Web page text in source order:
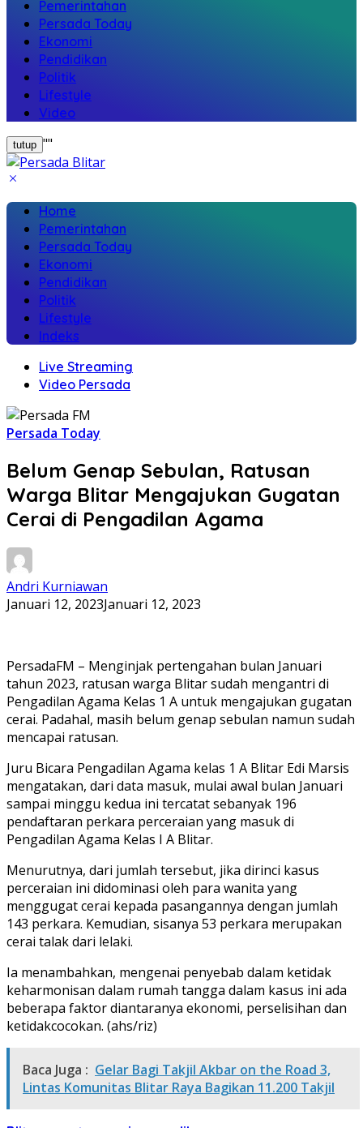
Pemerintahan
Persada Today
Ekonomi
Pendidikan
Politik
Lifestyle
Video
tutup ""
Home
Pemerintahan
Persada Today
Ekonomi
Pendidikan
Politik
Lifestyle
Indeks
Live Streaming
Video Persada
Persada Today
Belum Genap Sebulan, Ratusan
Warga Blitar Mengajukan Gugatan
Cerai di Pengadilan Agama
Andri Kurniawan
Januari 12, 2023Januari 12, 2023
PersadaFM – Menginjak pertengahan bulan Januari
tahun 2023, ratusan warga Blitar sudah mengantri di
Pengadilan Agama Kelas 1 A untuk mengajukan gugatan
cerai. Padahal, masih belum genap sebulan namun sudah
mencapai ratusan.
Juru Bicara Pengadilan Agama kelas 1 A Blitar Edi Marsis
mengatakan, dari data masuk, mulai awal bulan Januari
sampai minggu kedua ini tercatat sebanyak 196
pendaftaran perkara perceraian yang masuk di
Pengadilan Agama Kelas I A Blitar.
Menurutnya, dari jumlah tersebut, jika dirinci kasus
perceraian ini didominasi oleh para wanita yang
menggugat cerai kepada pasangannya dengan jumlah
143 perkara. Kemudian, sisanya 53 perkara merupakan
cerai talak dari lelaki.
Ia menambahkan, mengenai penyebab dalam ketidak
keharmonisan dalam rumah tangga dalam kasus ini ada
beberapa faktor diantaranya ekonomi, perselisihan dan
ketidakcocokan. (ahs/riz)
Baca Juga : Gelar Bagi Takjil Akbar on the Road 3,
Lintas Komunitas Blitar Raya Bagikan 11.200 Takjil